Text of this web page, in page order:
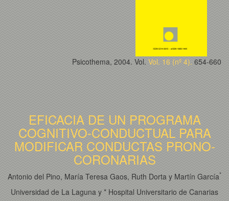
Psicothema, 2004. Vol. Vol. 16 (nº 4). 654-660
EFICACIA DE UN PROGRAMA
COGNITIVO-CONDUCTUAL PARA
MODIFICAR CONDUCTAS PRONO-
CORONARIAS
Antonio del Pino, María Teresa Gaos, Ruth Dorta y Martín García*
Universidad de La Laguna y * Hospital Universitario de Canarias